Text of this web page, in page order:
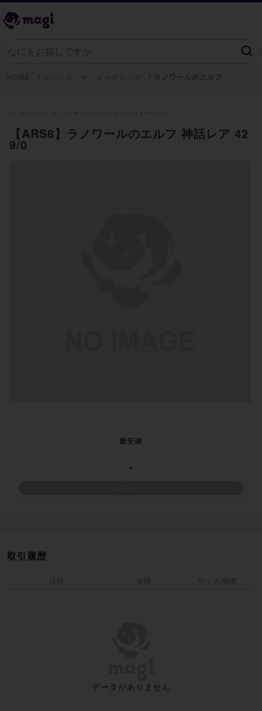
【ARS8】ラノワールのエルフ 神話レア 42
9/0
最安値
-
取引履歴
日時 金額 サイズ/個数
データがありません